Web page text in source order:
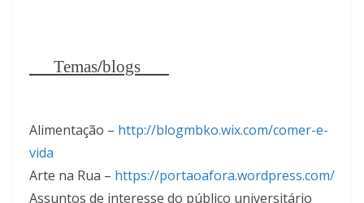
Temas/blogs
Alimentação – http://blogmbko.wix.com/comer-e-
vida
Arte na Rua – https://portaoafora.wordpress.com/
Assuntos de interesse do público universitário